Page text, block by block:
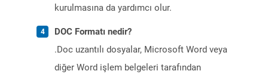
kurulmasına da yardımcı olur.
DOC Formatı nedir?
.Doc uzantılı dosyalar, Microsoft Word veya
diğer Word işlem belgeleri tarafından